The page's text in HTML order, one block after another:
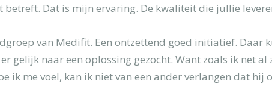
betreft. Dat is mijn ervaring. De kwaliteit die jullie
van Medifit. Een ontzettend goed initiatief. Daar
gelijk naar een oplossing gezocht. Want zoals ik net
ik me voel, kan ik niet van een ander verlangen dat